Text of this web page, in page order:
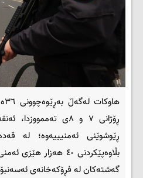
ڕۆژانی ٧ و ٨ی
ڕێوشوێنی ئەمنیییەوە؛ لە
بڵاوەپێکردنی ٤٠
گەشتەکان لە فڕۆکەخانەی